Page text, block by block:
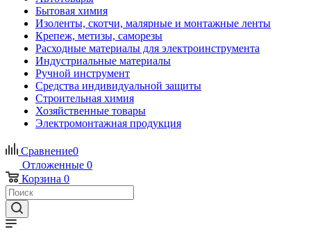
Бытовая химия
Изоленты, скотчи, малярные и монтажные ленты
Крепеж, метизы, саморезы
Расходные материалы для электроинструмента
Индустриальные материалы
Ручной инструмент
Средства индивидуальной защиты
Строительная химия
Хозяйственные товары
Электромонтажная продукция
Сравнение0
Отложенные 0
Корзина 0